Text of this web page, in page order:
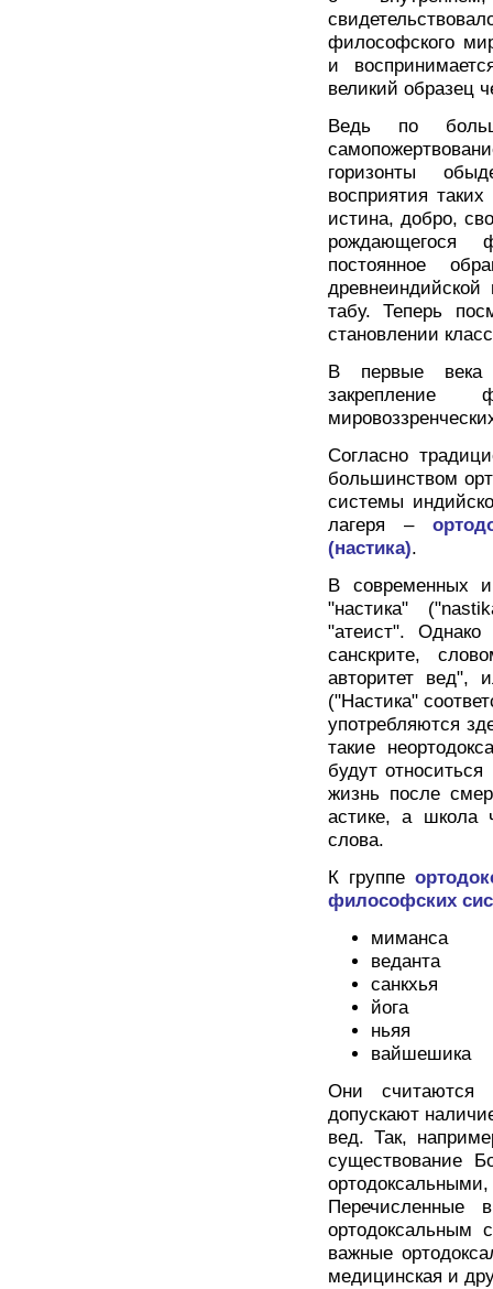
философского
и
великий образец
Ведь по
горизонты
восприятия
истина, добро,
рождающегося
постоянное
табу. Теперь
становлении
В первые века
Согласно
большинством
системы
лагеря –
(настика).
В современных
"настика"
"атеист".
санскрите,
авторитет вед",
("Настика"
употребляются
такие
будут
жизнь после
астике, а школа
слова.
К группе
философских
миманса
веданта
санкхья
йога
ньяя
вайшешика
Они считаются
допускают
вед. Так,
существование
важные
медицинская и